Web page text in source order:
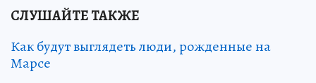
СЛУШАЙТЕ ТАКЖЕ
Как будут выглядеть люди, рожденные на
Марсе